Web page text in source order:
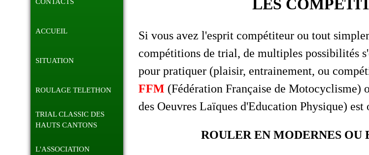
ACCUEIL
SITUATION
ROULAGE TELETHON
TRIAL CLASSIC DES
HAUTS CANTONS
L'ASSOCIATION
LES
Si vous avez l'esprit compétiteur ou tout
compétitions de trial, de multiples possibilités
pour pratiquer (plaisir, entrainement, ou
FFM (Fédération Française de Motocyclisme)
des Oeuvres Laïques d'Education Physique)
ROULER EN MODERNES OU